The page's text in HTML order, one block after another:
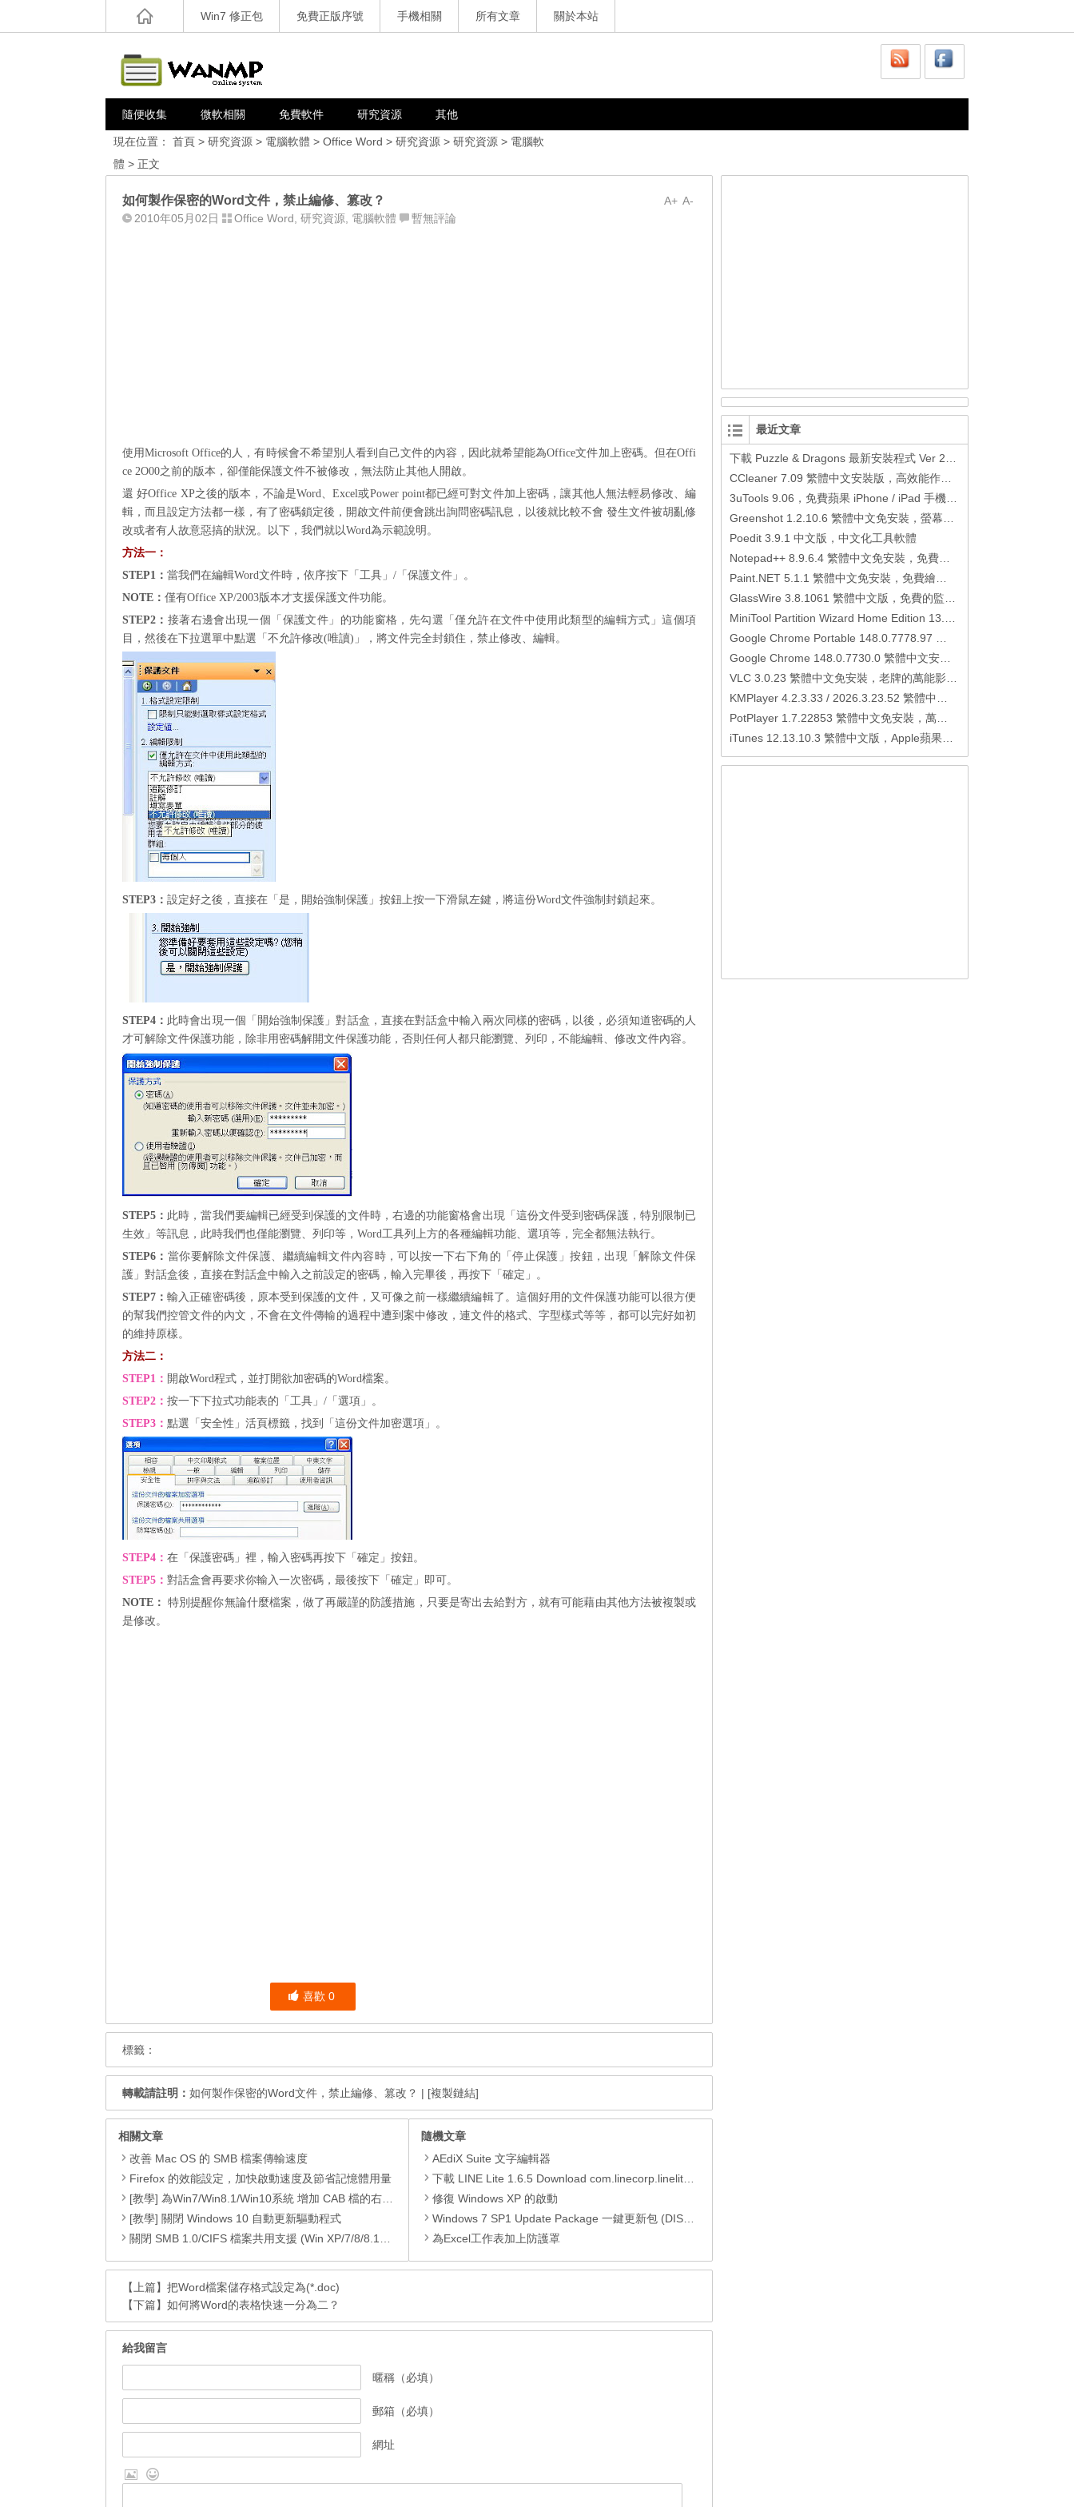
Win7 修正包 免費正版序號 手機相關 所有文章 關於本站
隨便收集 微軟相關 免費軟件 研究資源 其他
現在位置： 首頁 > 研究資源 > 電腦軟體 > Office Word > 研究資源 > 研究資源 > 電腦軟
體 > 正文
A-
A+
如何製作保密的Word文件，禁止編修、篡改？
2010年05月02日 Office Word 研究資源 電腦軟體 暫無評論
使用Microsoft Office的人，有時候會不希望別人看到自己文件的內容，因此就希望能為Office文件加上密碼。但在Offi
ce 2O00之前的版本，卻僅能保護文件不被修改，無法防止其他人開啟。
還 好Office XP之後的版本，不論是Word、Excel或Power point都已經可對文件加上密碼，讓其他人無法輕易修改、編
輯，而且設定方法都一樣，有了密碼鎖定後，開啟文件前便會跳出詢問密碼訊息，以後就比較不會 發生文件被胡亂修
改或者有人故意惡搞的狀況。以下，我們就以Word為示範說明。
方法一：
STEP1 ： 當我們在編輯Word文件時，依序按下「工具」/「保護文件」。
NOTE ： 僅有Office XP/2003版本才支援保護文件功能。
STEP2 ： 接著右邊會出現一個「保護文件」的功能窗格，先勾選「僅允許在文件中使用此類型的編輯方式」這個項
目，然後在下拉選單中點選「不允許修改(唯讀) 」，將文件完全封鎖住，禁止修改、編輯。
STEP3 ： 設定好之後，直接在「是，開始強制保護」按鈕上按一下滑鼠左鍵，將這份Word文件強制封鎖起來。
STEP4 ： 此時會出現一個「開始強制保護」對話盒，直接在對話盒中輸入兩次同樣的密碼，以後，必須知道密碼的人
才可解除文件保護功能，除非用密碼解開文件保護功能，否則任何人都只能瀏覽、列印，不能編輯、修改文件內容。
STEP5 ： 此時，當我們要編輯已經受到保護的文件時，右邊的功能窗格會出現「這份文件受到密碼保護，特別限制已
生效」等訊息，此時我們也僅能瀏覽、列印等， Word工具列上方的各種編輯功能、選項等，完全都無法執行。
STEP6 ： 當你要解除文件保護、繼續編輯文件內容時，可以按一下右下角的「停止保護」按鈕，出現「解除文件保
護」對話盒後，直接在對話盒中輸入之前設定的密碼，輸入完畢後，再按下「確定」。
STEP7 ：輸入正確密碼後，原本受到保護的文件，又可像之前一樣繼續編輯了。這個好用的文件保護功能可以很方便
的幫我們控管文件的內文，不會在文件傳輸的過程中遭到案中修改，連文件的格式、字型樣式等等，都可以完好如初
的維持原樣。
方法二：
STEP1 ： 開啟Word程式，並打開欲加密碼的Word檔案。
STEP2 ： 按一下下拉式功能表的「工具」/「選項」。
STEP3 ： 點選「安全性」活頁標籤，找到「這份文件加密選項」。
STEP4 ： 在「保護密碼」裡，輸入密碼再按下「確定」按鈕。
STEP5 ： 對話盒會再要求你輸入一次密碼，最後按下「確定」即可。
NOTE： 特別提醒你無論什麼檔案，做了再嚴謹的防護措施，只要是寄出去給對方，就有可能藉由其他方法被複製或
是修改。
喜歡 0
標籤：
轉載請註明： 如何製作保密的Word文件，禁止編修、篡改？ | [複製鏈結]
相關文章
改善 Mac OS 的 SMB 檔案傳輸速度
Firefox 的效能設定，加快啟動速度及節省記憶體用量
[教學] 為Win7/Win8.1/Win10系統 增加 CAB 檔的右鍵安裝的功能
[教學] 關閉 Windows 10 自動更新驅動程式
關閉 SMB 1.0/CIFS 檔案共用支援 (Win XP/7/8/8.1/10)
隨機文章
AEdiX Suite 文字編輯器
下載 LINE Lite 1.6.5 Download com.linecorp.linelite APK
修復 Windows XP 的啟動
Windows 7 SP1 Update Package 一鍵更新包 (DISM) (至2019.05)
為Excel工作表加上防護罩
【上篇】 把Word檔案儲存格式設定為(*.doc)
【下篇】 如何將Word的表格快速一分為二？
給我留言
暱稱（必填）
郵箱（必填）
網址
最近文章
Poedit 3.9.1 中文版，中文化工具軟體